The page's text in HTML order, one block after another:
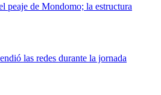
peaje de Mondomo; la estructura
las redes durante la jornada